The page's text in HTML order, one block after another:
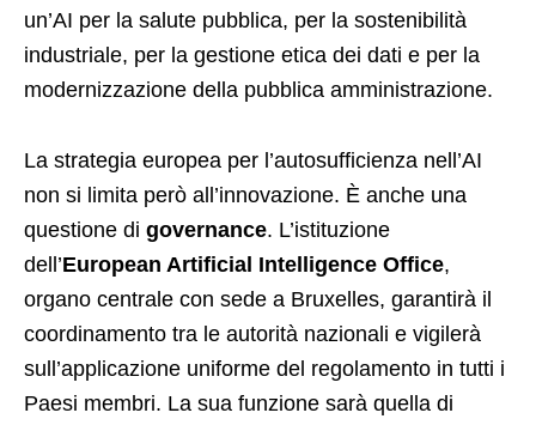
un’AI per la salute pubblica, per la sostenibilità
industriale, per la gestione etica dei dati e per la
modernizzazione della pubblica amministrazione.
La strategia europea per l’autosufficienza nell’AI
non si limita però all’innovazione. È anche una
questione di governance. L’istituzione
dell’European Artificial Intelligence Office,
organo centrale con sede a Bruxelles, garantirà il
coordinamento tra le autorità nazionali e vigilerà
sull’applicazione uniforme del regolamento in tutti i
Paesi membri. La sua funzione sarà quella di